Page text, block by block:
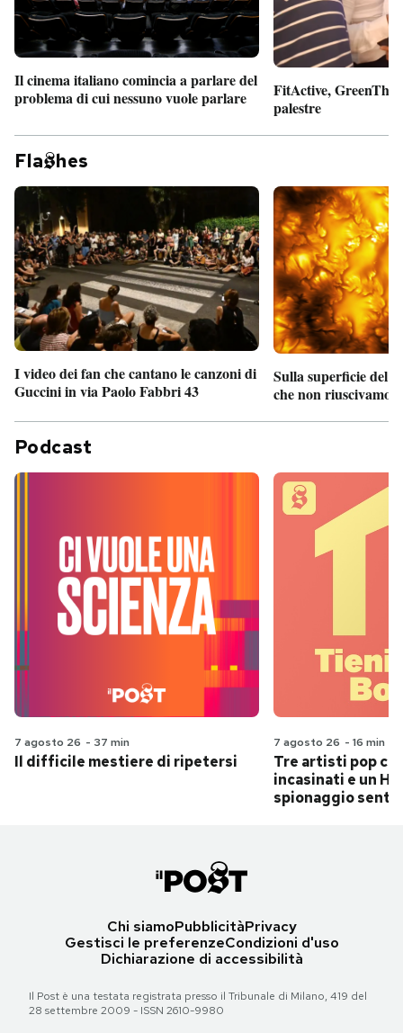
Il cinema italiano comincia a parlare del
problema di cui nessuno vuole parlare
FitActive,
palestre
Fla hes
I video dei fan che cantano le canzoni di
Guccini in via Paolo Fabbri 43
Sulla superficie del
che non riuscivamo
Podcast
7 agosto 26 - 37 min
Il difficile mestiere di ripetersi
7 agosto 26 - 16 min
Tre artisti pop
incasinati e un
spionaggio
Chi siamoPubblicitàPrivacy
Gestisci le preferenzeCondizioni d'uso
Dichiarazione di accessibilità
Il Post è una testata registrata presso il Tribunale di Milano, 419 del
28 settembre 2009 - ISSN 2610-9980